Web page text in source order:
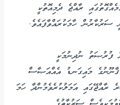
ރާއްޖެ ދެމިއޮތުކީ
ހާމަކުރައްވާފައެވެ.
ފުރުޞަތު ނުދިނުމަކީ
ޤާނޫނުގެ މައިގަނޑު އެއްއަޞާސް
ރާއްޖޭގައި އަމަލުކުރެވެމުންދާ ހަމަ